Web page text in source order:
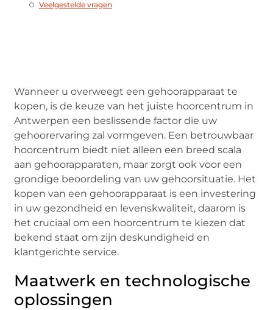
Veelgestelde vragen
Wanneer u overweegt een gehoorapparaat te
kopen, is de keuze van het juiste hoorcentrum in
Antwerpen een beslissende factor die uw
gehoorervaring zal vormgeven. Een betrouwbaar
hoorcentrum biedt niet alleen een breed scala
aan gehoorapparaten, maar zorgt ook voor een
grondige beoordeling van uw gehoorsituatie. Het
kopen van een gehoorapparaat is een investering
in uw gezondheid en levenskwaliteit, daarom is
het cruciaal om een hoorcentrum te kiezen dat
bekend staat om zijn deskundigheid en
klantgerichte service.
Maatwerk en technologische
oplossingen